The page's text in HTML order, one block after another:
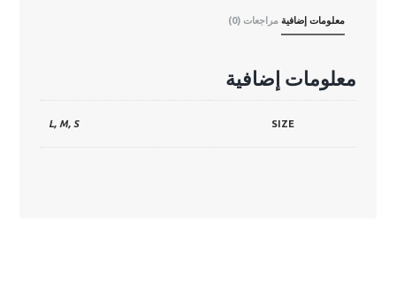
معلومات إضافية مراجعات (0)
معلومات إضافية
SIZE
L, M, S